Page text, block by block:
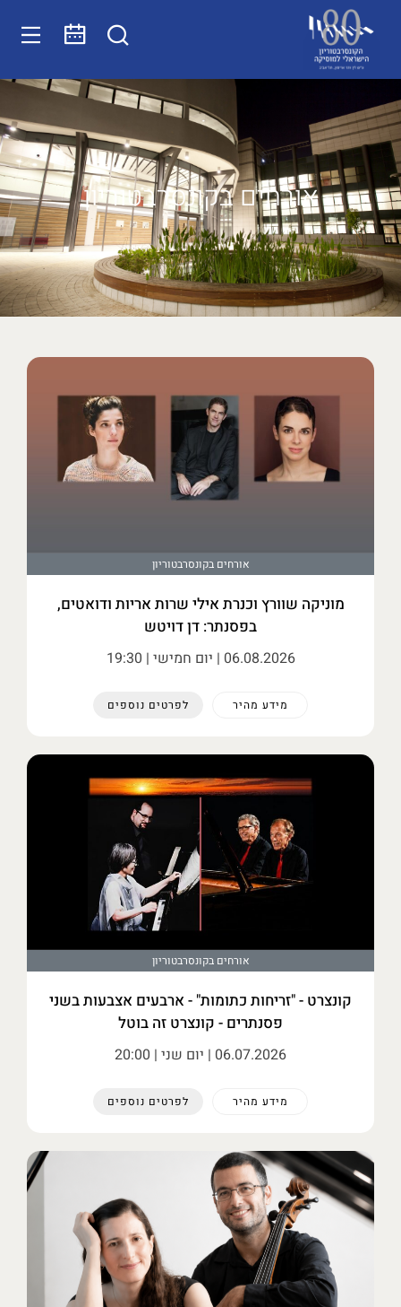
אורחים בקונסרבטוריון
אורחים בקונסרבטוריון
מוניקה שוורץ וכנרת אילי שרות אריות ודואטים,
בפסנתר: דן דויטש
06.08.2026 | יום חמישי | 19:30
מידע מהיר לפרטים נוספים
אורחים בקונסרבטוריון
קונצרט - "זריחות כתומות" - ארבעים אצבעות בשני
פסנתרים - קונצרט זה בוטל
06.07.2026 | יום שני | 20:00
מידע מהיר לפרטים נוספים